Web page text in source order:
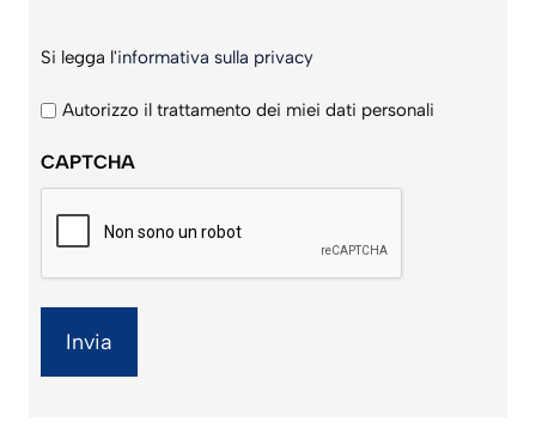
legga
l'informativa
privacy
Si legga l'informativa sulla privacy
Autorizzo il trattamento dei miei dati personali
CAPTCHA